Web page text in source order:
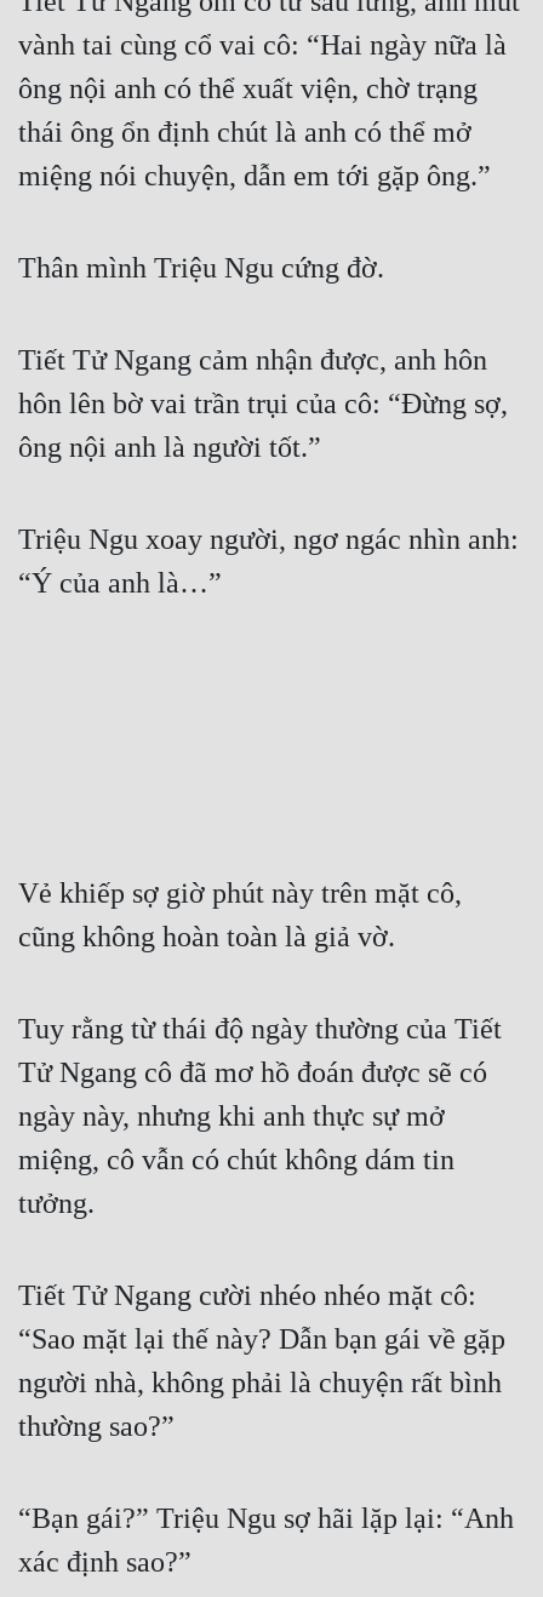
vành tai cùng cổ vai cô: “Hai ngày nữa là
ông nội anh có thể xuất viện, chờ trạng
thái ông ổn định chút là anh có thể mở
miệng nói chuyện, dẫn em tới gặp ông.”
Thân mình Triệu Ngu cứng đờ.
Tiết Tử Ngang cảm nhận được, anh hôn
hôn lên bờ vai trần trụi của cô: “Đừng sợ,
ông nội anh là người tốt.”
Triệu Ngu xoay người, ngơ ngác nhìn anh:
“Ý của anh là…”
Vẻ khiếp sợ giờ phút này trên mặt cô,
cũng không hoàn toàn là giả vờ.
Tuy rằng từ thái độ ngày thường của Tiết
Tử Ngang cô đã mơ hồ đoán được sẽ có
ngày này, nhưng khi anh thực sự mở
miệng, cô vẫn có chút không dám tin
tưởng.
Tiết Tử Ngang cười nhéo nhéo mặt cô:
“Sao mặt lại thế này? Dẫn bạn gái về gặp
người nhà, không phải là chuyện rất bình
thường sao?”
“Bạn gái?” Triệu Ngu sợ hãi lặp lại: “Anh
xác định sao?”